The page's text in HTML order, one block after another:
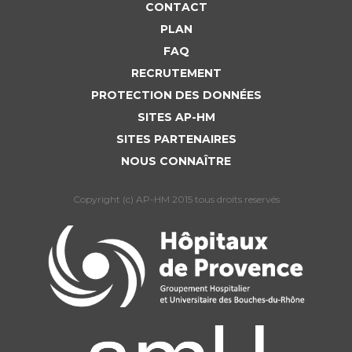
Nos indicateurs qualité et de sécurité des soins
Protection des données
Les recherches en santé à l’AP-HM
Lieu de santé sans tabac
Liste des marchés conclus
CONTACT
PLAN
FAQ
RECRUTEMENT
PROTECTION DES DONNÉES
SITES AP-HM
SITES PARTENAIRES
NOUS CONNAÎTRE
Copyright (c) AP-HM 2015 tous droits reservés